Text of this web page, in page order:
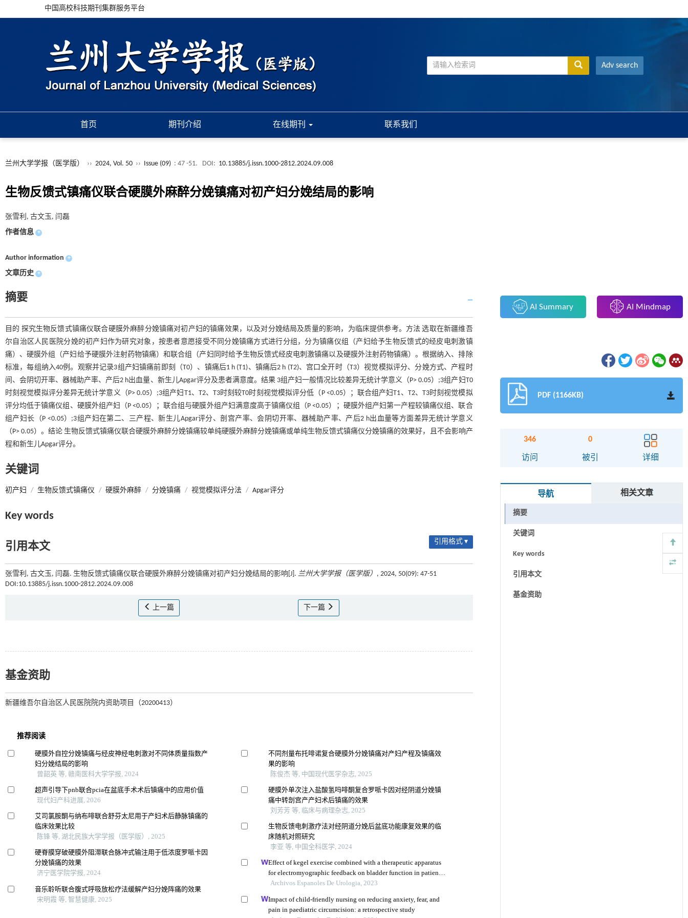
中国高校科技期刊集群服务平台
Adv search
首页 期刊介绍 在线期刊 联系我们
兰州大学学报（医学版） ›› 2024, Vol. 50 ›› Issue (09) : 47 -51. DOI: 10.13885/j.issn.1000-2812.2024.09.008
生物反馈式镇痛仪联合硬膜外麻醉分娩镇痛对初产妇分娩结局的影响
张雪利, 古文玉, 闫磊
作者信息 +
Author information +
文章历史 +
摘要
目的 探究生物反馈式镇痛仪联合硬膜外麻醉分娩镇痛对初产妇的镇痛效果，以及对分娩结局及质量的影响，为临床提供参考。方法 选取在新疆维吾
尔自治区人民医院分娩的初产妇作为研究对象，按患者意愿接受不同分娩镇痛方式进行分组，分为镇痛仪组（产妇给予生物反馈式的经皮电刺激镇
痛）、硬膜外组（产妇给予硬膜外注射药物镇痛）和联合组（产妇同时给予生物反馈式经皮电刺激镇痛以及硬膜外注射药物镇痛）。根据纳入、排除
标准，每组纳入40例。观察并记录3组产妇镇痛前即刻（T0）、镇痛后1 h (T1)、镇痛后2 h (T2)、宫口全开时（T3）视觉模拟评分、分娩方式、产程时
间、会阴切开率、器械助产率、产后2 h出血量、新生儿Apgar评分及患者满意度。结果 3组产妇一般情况比较差异无统计学意义（P> 0.05）;3组产妇T0
时刻视觉模拟评分差异无统计学意义（P> 0.05）;3组产妇T1、T2、T3时刻较T0时刻视觉模拟评分低（P <0.05）；联合组产妇T1、T2、T3时刻视觉模拟
评分均低于镇痛仪组、硬膜外组产妇（P <0.05）；联合组与硬膜外组产妇满意度高于镇痛仪组（P <0.05）；硬膜外组产妇第一产程较镇痛仪组、联合
组产妇长（P <0.05）;3组产妇在第二、三产程、新生儿Apgar评分、剖宫产率、会阴切开率、器械助产率、产后2 h出血量等方面差异无统计学意义
（P> 0.05）。结论 生物反馈式镇痛仪联合硬膜外麻醉分娩镇痛较单纯硬膜外麻醉分娩镇痛或单纯生物反馈式镇痛仪分娩镇痛的效果好，且不会影响产
程和新生儿Apgar评分。
关键词
初产妇 / 生物反馈式镇痛仪 / 硬膜外麻醉 / 分娩镇痛 / 视觉模拟评分法 / Apgar评分
Key words
引用本文 引用格式 ▾
张雪利, 古文玉, 闫磊. 生物反馈式镇痛仪联合硬膜外麻醉分娩镇痛对初产妇分娩结局的影响[J]. 兰州大学学报（医学版） , 2024, 50(09): 47-51
DOI:10.13885/j.issn.1000-2812.2024.09.008
上一篇 下一篇
基金资助
新疆维吾尔自治区人民医院院内资助项目（20200413）
AI Summary AI Mindmap
PDF (1166KB)
346
访问
0
被引 详细
导航 相关文章
摘要
关键词
Key words
引用本文
基金资助